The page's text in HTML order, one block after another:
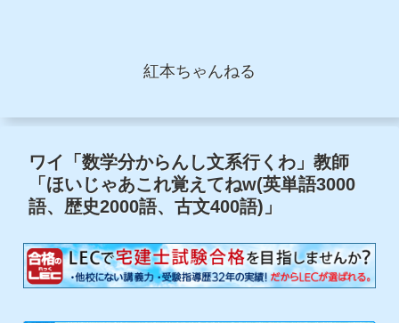
紅本ちゃんねる
ワイ「数学分からんし文系行くわ」教師
「ほいじゃあこれ覚えてねw(英単語3000
語、歴史2000語、古文400語)」